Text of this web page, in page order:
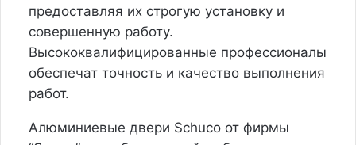
предоставляя их строгую установку и
совершенную работу.
Высококвалифицированные профессионалы
обеспечат точность и качество выполнения
работ.
Алюминиевые двери Schuco от фирмы